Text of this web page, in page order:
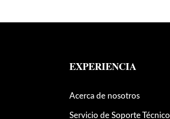
EXPERIENCIA
Acerca de nosotros
Servicio de Soporte Técnico